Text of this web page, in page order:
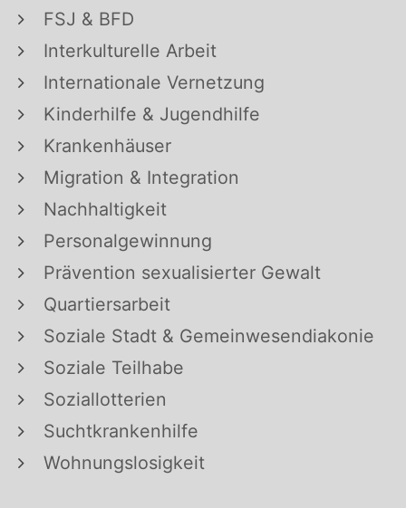
FSJ & BFD
Interkulturelle Arbeit
Internationale Vernetzung
Kinderhilfe & Jugendhilfe
Krankenhäuser
Migration & Integration
Nachhaltigkeit
Personalgewinnung
Prävention sexualisierter Gewalt
Quartiersarbeit
Soziale Stadt & Gemeinwesendiakonie
Soziale Teilhabe
Soziallotterien
Suchtkrankenhilfe
Wohnungslosigkeit